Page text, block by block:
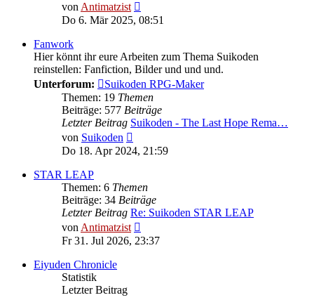
vonAntimatzist
Beitrag
Do 6. Mär 2025, 08:51
Fanwork
Hier könnt ihr eure Arbeiten zum Thema Suikoden
reinstellen: Fanfiction, Bilder und und und.
Unterforum:
Suikoden RPG-Maker
Themen: 19 Themen
Beiträge: 577 Beiträge
Letzter Beitrag Suikoden - The Last Hope Rema…
von Suikoden
Beitrag
Do 18. Apr 2024, 21:59
STAR LEAP
Themen: 6 Themen
Beiträge: 34 Beiträge
Letzter Beitrag Re: Suikoden STAR LEAP
vonAntimatzist
Beitrag
Fr 31. Jul 2026, 23:37
Eiyuden Chronicle
Statistik
Letzter Beitrag